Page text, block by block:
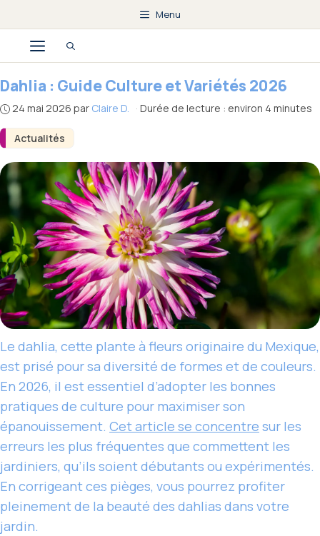
au
contenu
Menu
Menu
Actualités
Dahlia : Guide Culture et Variétés 2026
24 mai 2026 par Claire D. · Durée de lecture : environ 4 minutes
Le dahlia, cette plante à fleurs originaire du Mexique,
est prisé pour sa diversité de formes et de couleurs.
En 2026, il est essentiel d’adopter les bonnes
pratiques de culture pour maximiser son
épanouissement. Cet article se concentre sur les
erreurs les plus fréquentes que commettent les
jardiniers, qu’ils soient débutants ou expérimentés.
En corrigeant ces pièges, vous pourrez profiter
pleinement de la beauté des dahlias dans votre
jardin.